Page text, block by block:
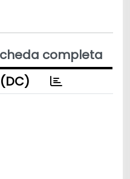
completa